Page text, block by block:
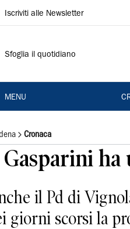
Iscriviti alle Newsletter
Sfoglia il quotidiano
MENU
Cronaca
Gasparini
il Pd di
giorni scorsi la